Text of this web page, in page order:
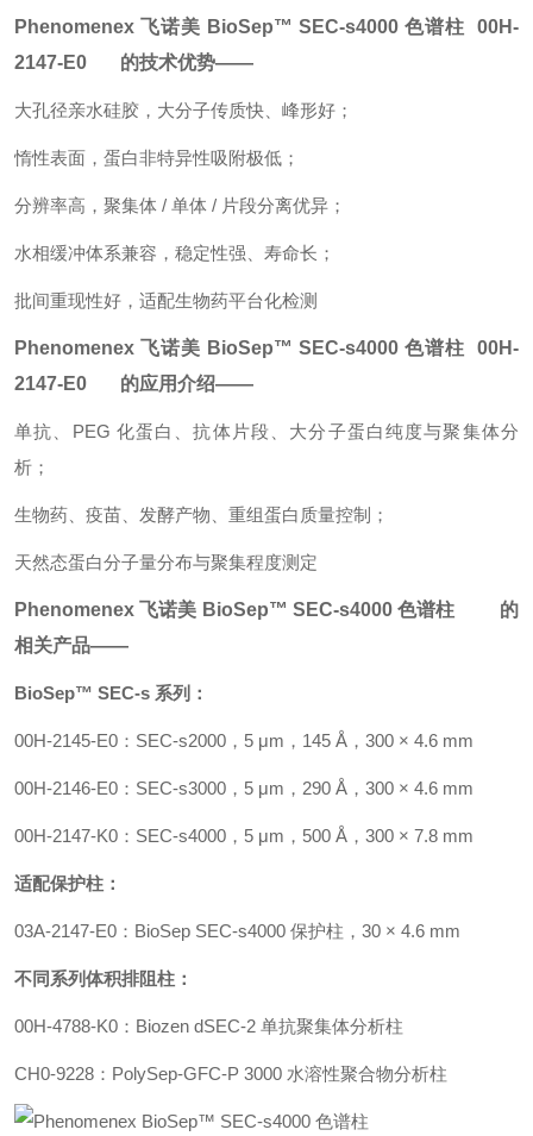
Phenomenex 飞诺美 BioSep™ SEC-s4000 色谱柱 00H-
2147-E0 的技术优势——
大孔径亲水硅胶，大分子传质快、峰形好；
惰性表面，蛋白非特异性吸附极低；
分辨率高，聚集体 / 单体 / 片段分离优异；
水相缓冲体系兼容，稳定性强、寿命长；
批间重现性好，适配生物药平台化检测
Phenomenex 飞诺美 BioSep™ SEC-s4000 色谱柱 00H-
2147-E0 的应用介绍——
单抗、PEG 化蛋白、抗体片段、大分子蛋白纯度与聚集体分
析；
生物药、疫苗、发酵产物、重组蛋白质量控制；
天然态蛋白分子量分布与聚集程度测定
Phenomenex 飞诺美 BioSep™ SEC-s4000 色谱柱 的
相关产品——
BioSep™ SEC-s 系列：
00H-2145-E0：SEC-s2000，5 μm，145 Å，300 × 4.6 mm
00H-2146-E0：SEC-s3000，5 μm，290 Å，300 × 4.6 mm
00H-2147-K0：SEC-s4000，5 μm，500 Å，300 × 7.8 mm
适配保护柱：
03A-2147-E0：BioSep SEC-s4000 保护柱，30 × 4.6 mm
不同系列体积排阻柱：
00H-4788-K0：Biozen dSEC-2 单抗聚集体分析柱
CH0-9228：PolySep-GFC-P 3000 水溶性聚合物分析柱